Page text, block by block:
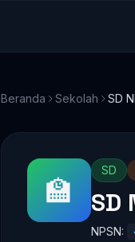
Beranda Sekolah SD
🏫
SD
SD
NPSN: